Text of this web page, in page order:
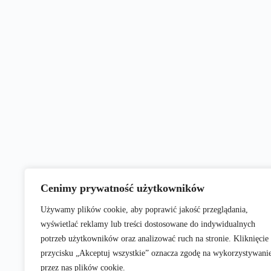
Cenimy prywatność użytkowników
Używamy plików cookie, aby poprawić jakość przeglądania,
wyświetlać reklamy lub treści dostosowane do indywidualnych
potrzeb użytkowników oraz analizować ruch na stronie. Kliknięcie
przycisku „Akceptuj wszystkie” oznacza zgodę na
przez nas plików cookie.